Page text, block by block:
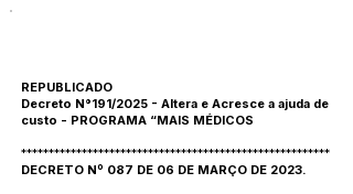
REPUBLICADO
Decreto N°191/2025 - Altera e Acresce a ajuda de
custo - PROGRAMA “MAIS MÉDICOS
********************************************************
DECRETO Nº 087 DE 06 DE MARÇO DE 2023.